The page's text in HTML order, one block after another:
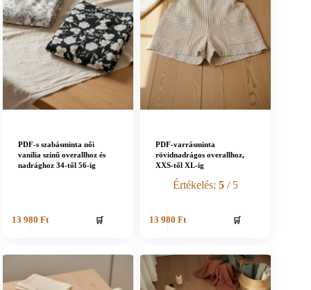
PDF-s szabásminta női
vanília színű overallhoz és
nadrághoz 34-től 56-ig
13 980 Ft 🛒
PDF-varrásminta
rövidnadrágos overallhoz,
XXS-től XL-ig
Értékelés:5 / 5
13 980 Ft 🛒